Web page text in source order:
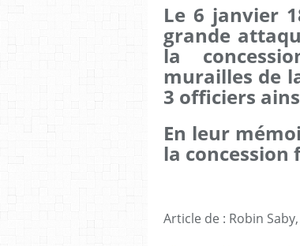
Le 6 janvier
grande
la
murailles de
3 officiers
En leur
la concession
Article de : Robin